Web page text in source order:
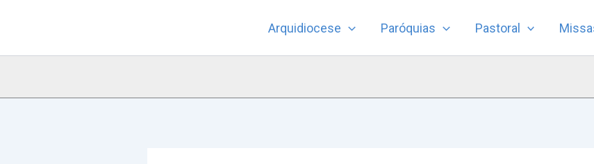
Arquidiocese Paróquias Pastoral